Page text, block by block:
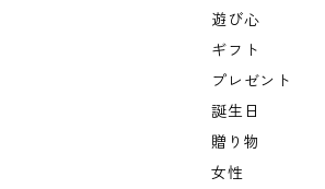
遊び心
ギフト
プレゼント
誕生日
贈り物
女性